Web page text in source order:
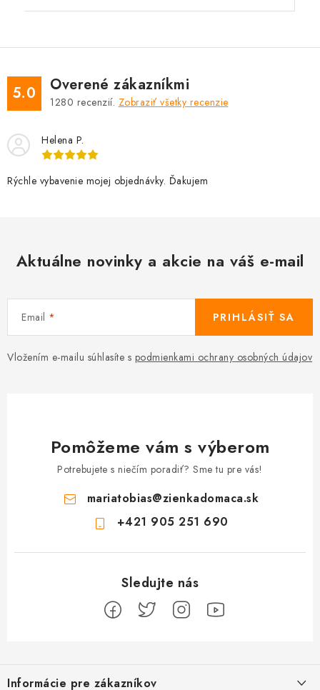
5.0 Overené zákazníkmi
1280 recenzií. Zobraziť všetky recenzie
Helena P.
Rýchle vybavenie mojej objednávky. Ďakujem
Aktuálne novinky a akcie na váš e-mail
Email
Vložením e-mailu súhlasíte s podmienkami ochrany osobných údajov
PRIHLÁSIŤ SA
Pomôžeme vám s výberom
Potrebujete s niečím poradiť? Sme tu pre vás!
mariatobias@zienkadomaca.sk
+421 905 251 690
Informácie pre zákazníkov